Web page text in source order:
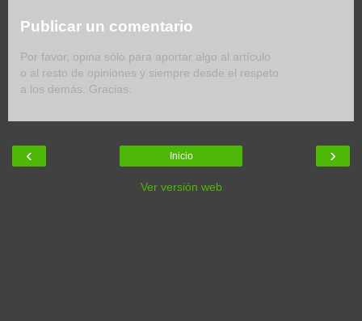
Publicar un comentario
Por favor, opina sólo para aportar algo al artículo
o al resto de opiniones y siempre desde el respeto
a los demás. Gracias.
‹ ›
Inicio
Ver versión web